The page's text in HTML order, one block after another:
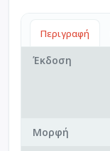
Περιγραφή
Έκδοση
Μορφή